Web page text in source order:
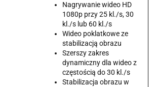
Nagrywanie wideo HD
1080p przy 25 kl./s, 30
kl./s lub 60 kl./s
Wideo poklatkowe ze
stabilizacją obrazu
Szerszy zakres
dynamiczny dla wideo z
częstością do 30 kl./s
Stabilizacja obrazu w